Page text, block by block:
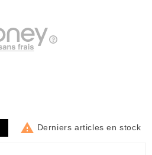
 Derniers articles en stock